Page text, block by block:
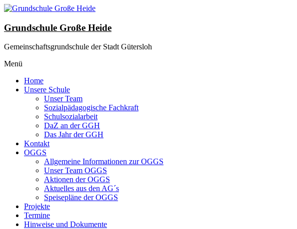
Zum
wechseln
Grundschule Große Heide
Gemeinschaftsgrundschule der Stadt Gütersloh
Menü
Home
Unsere Schule
Unser Team
Sozialpädagogische Fachkraft
Schulsozialarbeit
DaZ an der GGH
Das Jahr der GGH
Kontakt
OGGS
Allgemeine Informationen zur OGGS
Unser Team OGGS
Aktionen der OGGS
Aktuelles aus den AG´s
Speisepläne der OGGS
Projekte
Termine
Hinweise und Dokumente